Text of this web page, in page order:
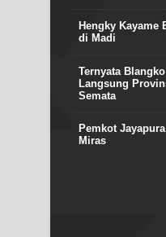
Hengky Kayame
di Madi
Ternyata
Langsung
Semata
Pemkot
Miras